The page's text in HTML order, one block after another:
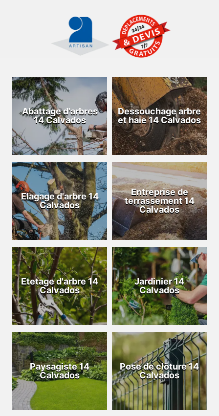
Abattage d'arbres
14 Calvados
Dessouchage arbre
et haie 14 Calvados
Elagage d'arbre 14
Calvados
Entreprise de
terrassement 14
Calvados
Etetage d'arbre 14
Calvados
Jardinier 14
Calvados
Paysagiste 14
Calvados
Pose de clôture 14
Calvados